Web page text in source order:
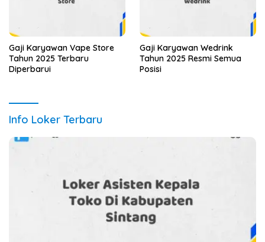
Gaji Karyawan Vape Store
Tahun 2025 Terbaru
Diperbarui
Gaji Karyawan Wedrink
Tahun 2025 Resmi Semua
Posisi
Info Loker Terbaru